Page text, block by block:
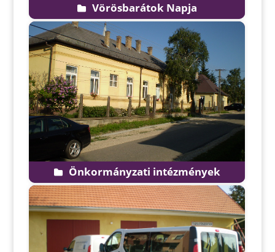
Vörösbarátok Napja
Önkormányzati intézmények